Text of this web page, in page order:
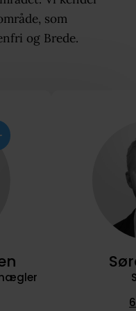
som
og Brede.